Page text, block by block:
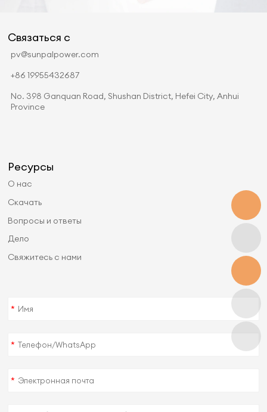
Связаться с
pv@sunpalpower.com
+86 19955432687
No. 398 Ganquan Road, Shushan District, Hefei City, Anhui
Province
Ресурсы
О нас
Скачать
Вопросы и ответы
Дело
Свяжитесь с нами
*
*
*